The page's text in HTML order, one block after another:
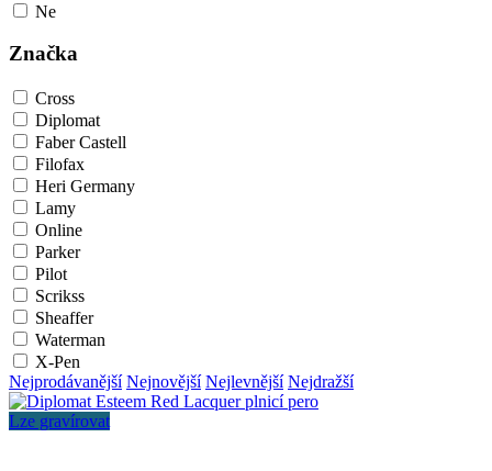
Ne
Značka
Cross
Diplomat
Faber Castell
Filofax
Heri Germany
Lamy
Online
Parker
Pilot
Scrikss
Sheaffer
Waterman
X-Pen
Nejprodávanější Nejnovější Nejlevnější Nejdražší
Lze gravírovat